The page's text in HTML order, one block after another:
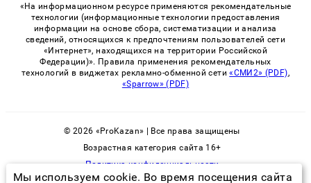
«На информационном ресурсе применяются рекомендательные
технологии (информационные технологии предоставления
информации на основе сбора, систематизации и анализа
сведений, относящихся к предпочтениям пользователей сети
«Интернет», находящихся на территории Российской
Федерации)». Правила применения рекомендательных
технологий в виджетах рекламно-обменной сети«СМИ2» (PDF),
«Sparrow» (PDF)
© 2026 «ProKazan» | Все права защищены
Возрастная категория сайта 16+
Политика конфиденциальности
Мы используем cookie. Во время посещения сайта